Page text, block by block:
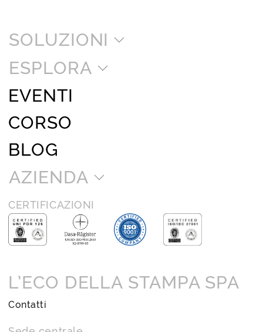
SOLUZIONI
ESPLORA
EVENTI
CORSO
BLOG
AZIENDA
CERTIFICAZIONI
L’ECO DELLA STAMPA SPA
Contatti